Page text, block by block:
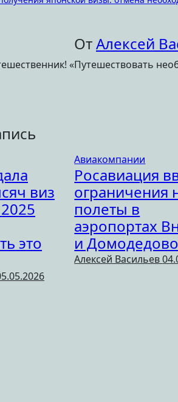
ОтАлексей
«Путешествовать
виз
это
Авиакомпании
Росавиация
ограничения
полеты в
аэропортах
и Домодедово
Алексей Васильев